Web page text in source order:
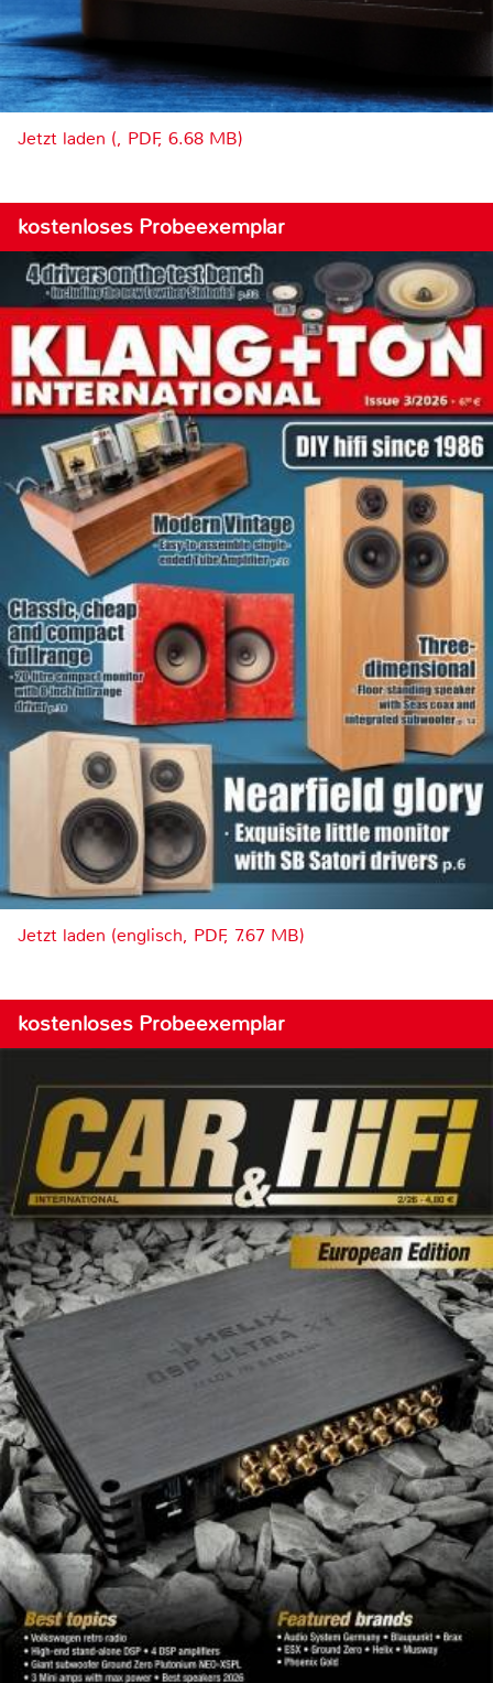
Jetzt laden (, PDF, 6.68 MB)
kostenloses Probeexemplar
Jetzt laden (englisch, PDF, 7.67 MB)
kostenloses Probeexemplar